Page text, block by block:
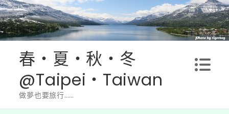
Skip
to
content
春‧夏‧秋‧冬
@Taipei‧Taiwan
做夢也要旅行……